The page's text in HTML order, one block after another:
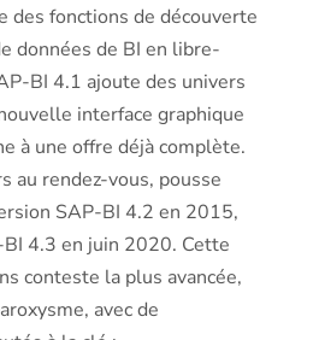
des fonctions de découverte
données de BI en libre-
BI 4.1 ajoute des univers
interface graphique
à une offre déjà complète.
au rendez-vous, pousse
SAP-BI 4.2 en 2015,
4.3 en juin 2020. Cette
conteste la plus avancée,
avec de